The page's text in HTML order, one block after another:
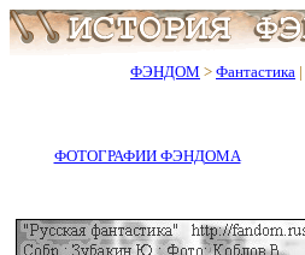
ФЭНДОМ > Фантастика |
ФОТОГРАФИИ ФЭНДОМА